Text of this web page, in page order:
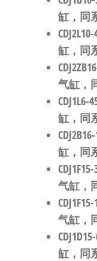
缸，同
缸，同
气缸，
CDJ1L6-
缸，同
缸，同
气缸，
气缸，
缸，同